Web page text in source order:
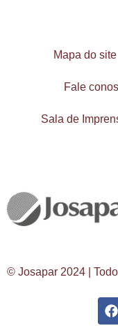
Mapa do site
Fale
Sala de
© Josapar 2024 |